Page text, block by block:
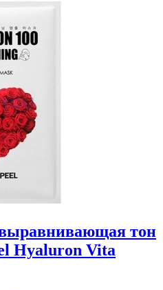
тон
Hyaluron Vita